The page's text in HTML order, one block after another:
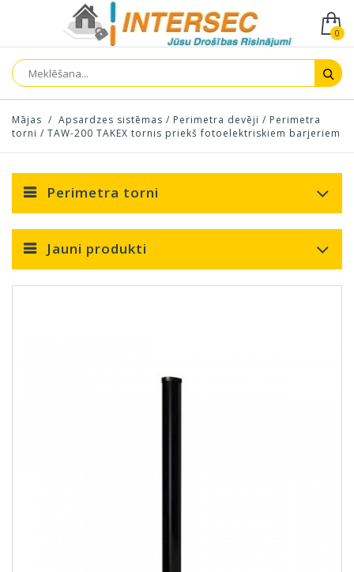
0
Mājas / Apsardzes sistēmas / Perimetra devēji / Perimetra
torni / TAW-200 TAKEX tornis priekš fotoelektriskiem barjeriem
Perimetra torni
Jauni produkti